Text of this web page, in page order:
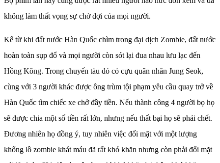
không làm thất vọng sự chờ đợi của mọi người.
Kể từ khi đất nước Hàn Quốc chìm trong đại dịch Zombie, đất nước
hoàn toàn sụp đổ và mọi người còn sót lại đua nhau lưu lạc đến
Hồng Kông. Trong chuyến tàu đó có cựu quân nhân Jung Seok,
cùng với 3 người khác được ông trùm tội phạm yêu cầu quay trở về
Hàn Quốc tìm chiếc xe chở đầy tiền. Nếu thành công 4 người bọ họ
sẽ được chia một số tiền rất lớn, nhưng nếu thất bại họ sẽ phải chết.
Đương nhiên họ đồng ý, tuy nhiên việc đối mặt với một lượng
khổng lồ zombie khát máu đã rất khó khăn nhưng còn phải đối mặt